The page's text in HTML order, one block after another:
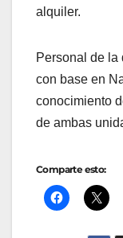
alquiler.
Personal de la
con base en
conocimiento
de ambas
Comparte esto: